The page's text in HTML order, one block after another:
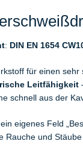
: DIN EN 1654
für einen
Leitfähigkeit
schnell aus der
eigenes Feld
Rauche und